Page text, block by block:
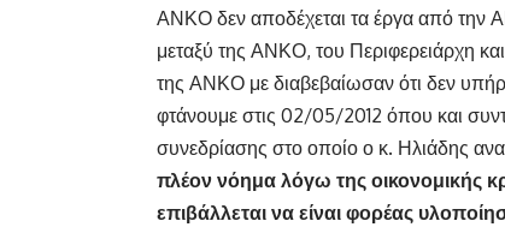
ΑΝΚΟ δεν αποδέχεται τα έργα από την
μεταξύ της ΑΝΚΟ, του Περιφερειάρχη
της ΑΝΚΟ με διαβεβαίωσαν ότι δεν
φτάνουμε στις 02/05/2012 όπου και
συνεδρίασης στο οποίο ο κ. Ηλιάδης
πλέον νόημα λόγω της οικονομικής
επιβάλλεται να είναι φορέας